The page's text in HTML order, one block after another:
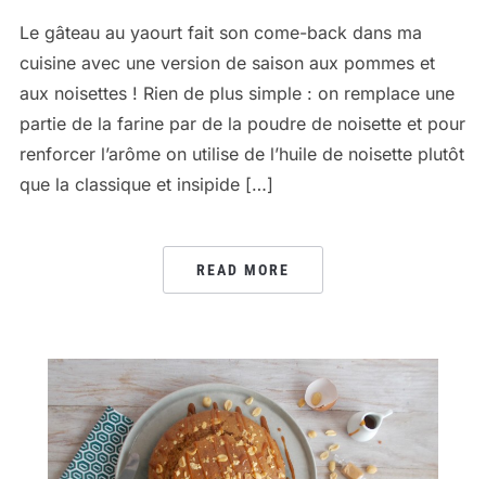
Le gâteau au yaourt fait son come-back dans ma
cuisine avec une version de saison aux pommes et
aux noisettes ! Rien de plus simple : on remplace une
partie de la farine par de la poudre de noisette et pour
renforcer l’arôme on utilise de l’huile de noisette plutôt
que la classique et insipide […]
READ MORE